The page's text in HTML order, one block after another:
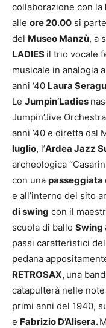
collaborazione con la
alle ore 20.00 si
del Museo Manzù, a
LADIES il trio vocale
musicale in analogia
anni ‘40 Laura
Le Jumpin’Ladies
Jumpin’Jive
anni ’40 e diretta dal
luglio, l’Ardea Jazz
archeologica
con una passeggiata
e all’interno del sito
di swing con il
scuola di ballo Swing
passi caratteristici
pedana
RETROSAX, una
catapulterà nelle
primi anni del 1940,
e Fabrizio D’Alisera.